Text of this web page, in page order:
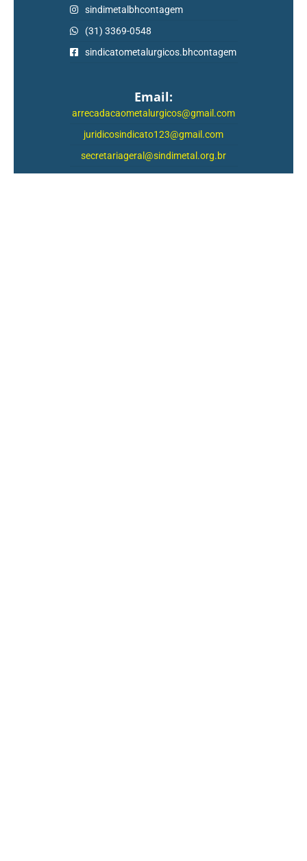
sindimetalbhcontagem
(31) 3369-0548
sindicatometalurgicos.bhcontagem
Email:
arrecadacaometalurgicos@gmail.com
juridicosindicato123@gmail.com
secretariageral@sindimetal.org.br